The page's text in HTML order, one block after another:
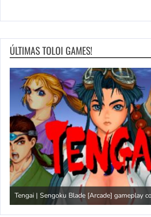
ÚLTIMAS TOLOI GAMES!
Tengai | Sengoku Blade [Arcade] gameplay